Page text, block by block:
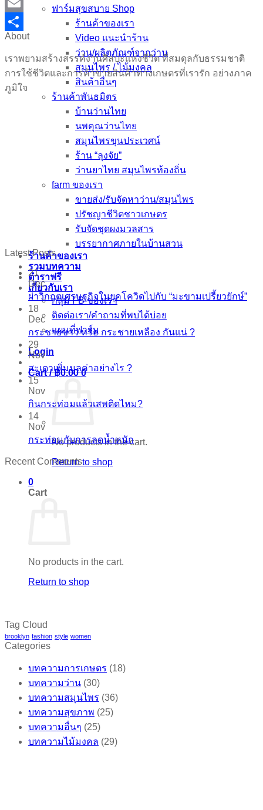
ฟาร์มสุขสบาย Shop
ร้านค้าของเรา
Video แนะนำร้าน
ว่าน/ผลิตภัณฑ์จากว่าน
สมุนไพร / ไม้มงคล
สินค้าอื่นๆ
ร้านค้าพันธมิตร
บ้านว่านไทย
นพคุณว่านไทย
สมุนไพรขุนประเวศน์
ร้าน “ลุงจัย”
ว่านยาไทย สมุนไพรท้องถิ่น
farm ของเรา
ขายส่ง/รับจัดหาว่าน/สมุนไพร
ปรัชญาชีวิตชาวเกษตร
รับจัดชุดผงมวลสาร
บรรยากาศภายในบ้านสวน
ร้านค้าของเรา
รวมบทความ
ตำราฟรี
เกี่ยวกับเรา
กลุ่ม FB ของเรา
ติดต่อเรา/คำถามที่พบได้บ่อย
แผนที่ฟาร์ม
Login
Cart /฿0.00 0
No products in the cart.
Return to shop
0
Cart
No products in the cart.
Return to shop
Mastodon
Email
Share
About
เราพยามสร้างสรรค์งานศิลปะแห่งชีวิต ที่สมดุลกับธรรมชาติ
การใช้ชีวิตและการค้าขายสินค้าทางเกษตรที่เรารัก อย่างภาค
ภูมิใจ
Latest Posts
21
Dec
ผ่าวิกฤตเศรษฐกิจในยุคโควิดไปกับ “มะขามเปรี้ยวยักษ์”
18
Dec
กระชายขาว​ หรือ​ กระชายเหลือง กันแน่ ?
29
Nov
สะเดาเพิ่มมูลค่าอย่างไร ?
15
Nov
กินกระท่อมแล้วเสพติดไหม?
14
Nov
กระท่อมกับการลดน้ำหนัก
Recent Comments
Tag Cloud
brooklyn fashion style women
Categories
บทความการเกษตร (18)
บทความว่าน (30)
บทความสมุนไพร (36)
บทความสุขภาพ (25)
บทความอื่นๆ (25)
บทความไม้มงคล (29)